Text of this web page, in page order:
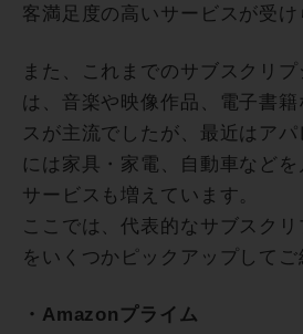
客満足度の高いサービスが受け
また、これまでのサブスクリ
は、音楽や映像作品、電子書
スが主流でしたが、最近はア
には家具・家電、自動車など
サービスも増えています。
ここでは、代表的なサブスク
をいくつかピックアップしてご
・Amazonプライム